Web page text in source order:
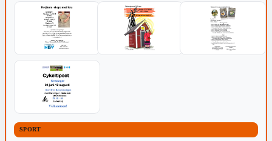
SPORT